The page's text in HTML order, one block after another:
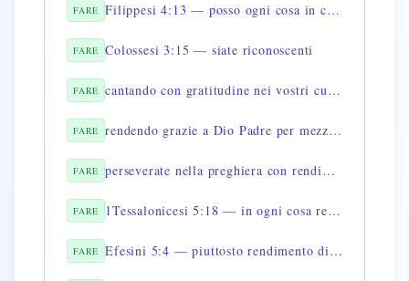
FARE Filippesi 4:13 — posso ogni cosa in colui che mi fortifica
FARE Colossesi 3:15 — siate riconoscenti
FARE cantando con gratitudine nei vostri cuori
FARE rendendo grazie a Dio Padre per mezzo di lui
FARE perseverate nella preghiera con rendimento di grazie
FARE 1Tessalonicesi 5:18 — in ogni cosa rendete grazie
FARE Efesini 5:4 — piuttosto rendimento di grazie